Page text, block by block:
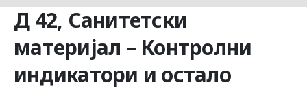
Д 42, Санитетски
материјал – Контролни
индикатори и остало